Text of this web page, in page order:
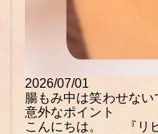
2026/07/01
腸もみ中は笑わせな
意外なポイント
こんにちは。 『リ